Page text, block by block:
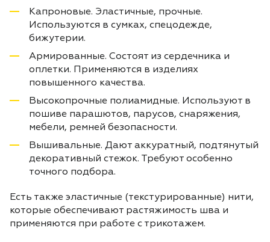
Капроновые. Эластичные, прочные.
Используются в сумках, спецодежде,
бижутерии.
Армированные. Состоят из сердечника и
оплетки. Применяются в изделиях
повышенного качества.
Высокопрочные полиамидные. Используют в
пошиве парашютов, парусов, снаряжения,
мебели, ремней безопасности.
Вышивальные. Дают аккуратный, подтянутый
декоративный стежок. Требуют особенно
точного подбора.
Есть также эластичные (текстурированные) нити,
которые обеспечивают растяжимость шва и
применяются при работе с трикотажем.